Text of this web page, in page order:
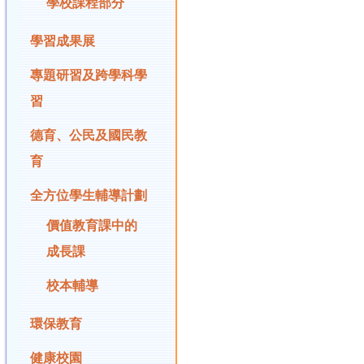
學校課程部分
學習成果展
專題研習及跨學科學
習
德育、公民及國民教
育
全方位學生輔導計劃
價值教育課中的
成長課
校本輔導
環保教育
健康校園